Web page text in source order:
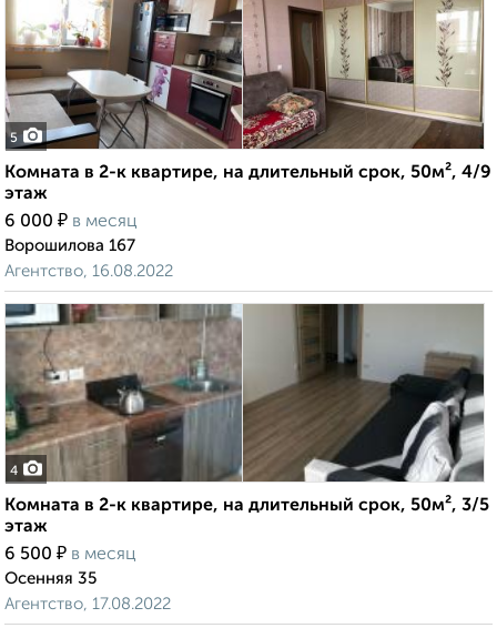
5
Комната в 2-к квартире, на длительный срок, 50м², 4/9
этаж
6 000 ₽ в месяц
Ворошилова 167
Агентство, 16.08.2022
4
Комната в 2-к квартире, на длительный срок, 50м², 3/5
этаж
6 500 ₽ в месяц
Осенняя 35
Агентство, 17.08.2022